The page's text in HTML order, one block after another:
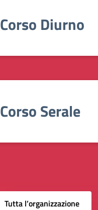
Corso Diurno
Corso Serale
Tutta l’organizzazione